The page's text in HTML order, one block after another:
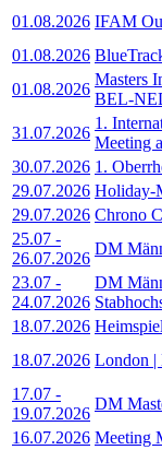
01.08.2026 IFAM
01.08.2026
01.08.2026
Masters
BEL-
31.07.2026
1.
Meeting
30.07.2026 1.
29.07.2026 Holiday-
29.07.2026 Chrono
25.07 -
26.07.2026
DM
23.07 -
24.07.2026
DM
18.07.2026
18.07.2026 London |
17.07 -
19.07.2026
DM
16.07.2026 Meeting